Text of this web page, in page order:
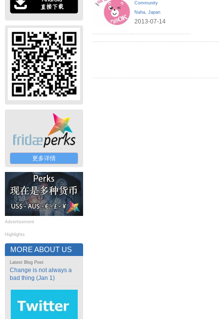
更多详情
Advertisement
Highlights
MORE ABOUT US
Latest Blog Post
Change is not always a
bad thing (Jan 1)
Community
Naha, Japan
2013-07-14